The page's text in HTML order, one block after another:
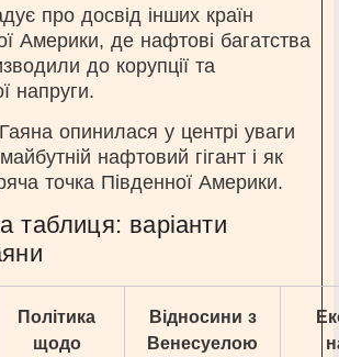
про досвід інших країн
Америки, де нафтові багатства
до корупції та
напруги.
опинилася у центрі уваги
нафтовий гігант і як
точка Південної Америки.
таблиця: варіанти
Політика
щодо
Відносини з
Венесуелою